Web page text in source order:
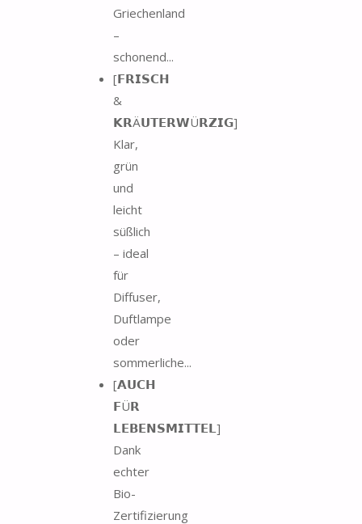
Griechenland
–
schonend...
[𝗙𝗥𝗜𝗦𝗖𝗛
&
𝗞𝗥Ä𝗨𝗧𝗘𝗥𝗪Ü𝗥𝗭𝗜𝗚]
Klar,
grün
und
leicht
süßlich
– ideal
für
Diffuser,
Duftlampe
oder
sommerliche...
[𝗔𝗨𝗖𝗛
𝗙Ü𝗥
𝗟𝗘𝗕𝗘𝗡𝗦𝗠𝗜𝗧𝗧𝗘𝗟]
Dank
echter
Bio-
Zertifizierung